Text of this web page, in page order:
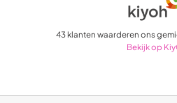
43 klanten waarderen ons
Bekijk op